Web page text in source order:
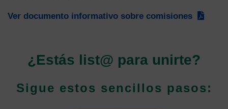
Ver documento informativo sobre comisiones
¿Estás list@ para unirte?
Sigue estos sencillos pasos: